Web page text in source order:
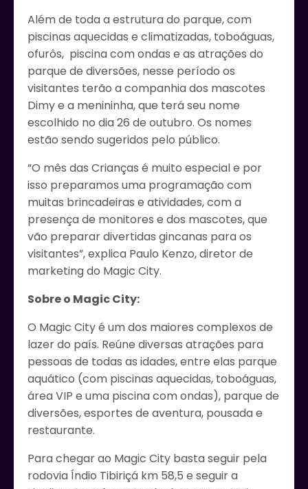
Além de toda a estrutura do parque, com
piscinas aquecidas e climatizadas, toboáguas,
ofurôs, piscina com ondas e as atrações do
parque de diversões, nesse período os
visitantes terão a companhia dos mascotes
Dimy e a menininha, que terá seu nome
escolhido no dia 26 de outubro. Os nomes
estão sendo sugeridos pelo público.
“O mês das Crianças é muito especial e por
isso preparamos uma programação com
muitas brincadeiras e atividades, com a
presença de monitores e dos mascotes, que
vão preparar divertidas gincanas para os
visitantes”, explica Paulo Kenzo, diretor de
marketing do Magic City.
Sobre o Magic City:
O Magic City é um dos maiores complexos de
lazer do país. Reúne diversas atrações para
pessoas de todas as idades, entre elas parque
aquático (com piscinas aquecidas, toboáguas,
área VIP e uma piscina com ondas), parque de
diversões, esportes de aventura, pousada e
restaurante.
Para chegar ao Magic City basta seguir pela
rodovia Índio Tibiriçá km 58,5 e seguir a